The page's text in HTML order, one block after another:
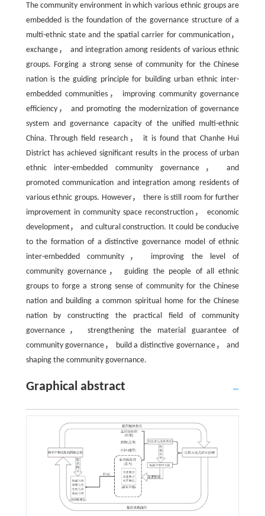
The community environment in which various ethnic groups are
embedded is the foundation of the governance structure of a
multi-ethnic state and the spatial carrier for communication，
exchange， and integration among residents of various ethnic
groups. Forging a strong sense of community for the Chinese
nation is the guiding principle for building urban ethnic inter-
embedded communities， improving community governance
efficiency， and promoting the modernization of governance
system and governance capacity of the unified multi-ethnic
China. Through field research， it is found that Chanhe Hui
District has achieved significant results in the process of urban
ethnic inter-embedded community governance， and
promoted communication and integration among residents of
various ethnic groups. However， there is still room for further
improvement in community space reconstruction， economic
development， and cultural construction. It could be conducive
to the formation of a distinctive governance model of ethnic
inter-embedded community， improving the level of
community governance， guiding the people of all ethnic
groups to forge a strong sense of community for the Chinese
nation and building a common spiritual home for the Chinese
nation by constructing the practical field of community
governance， strengthening the material guarantee of
community governance， build a distinctive governance， and
shaping the community governance.
Graphical abstract